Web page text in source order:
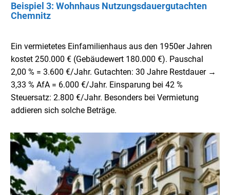
Beispiel 3: Wohnhaus Nutzungsdauergutachten
Chemnitz
Ein vermietetes Einfamilienhaus aus den 1950er Jahren
kostet 250.000 € (Gebäudewert 180.000 €). Pauschal
2,00 % = 3.600 €/Jahr. Gutachten: 30 Jahre Restdauer →
3,33 % AfA = 6.000 €/Jahr. Einsparung bei 42 %
Steuersatz: 2.800 €/Jahr. Besonders bei Vermietung
addieren sich solche Beträge.